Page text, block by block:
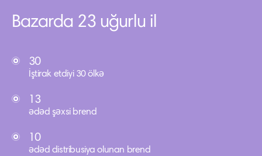
Bazarda 23 uğurlu il
30
İştirak etdiyi 30 ölkə
13
ədəd şəxsi brend
10
ədəd distribusiya olunan brend